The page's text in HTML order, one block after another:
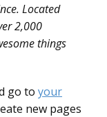
Located
2,000
things
go to your
new pages